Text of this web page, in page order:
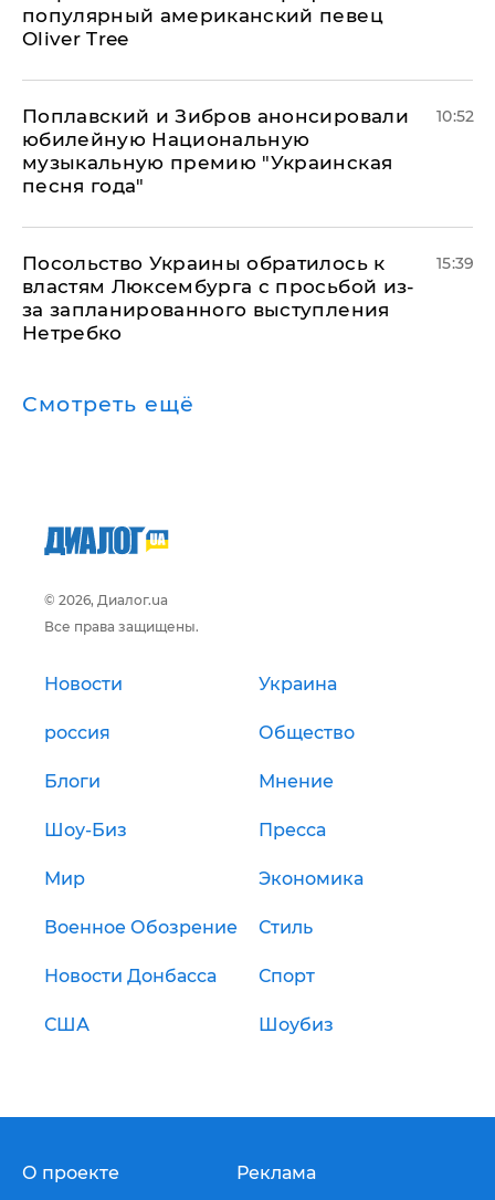
популярный американский певец
Oliver Tree
Поплавский и Зибров анонсировали
юбилейную Национальную
музыкальную премию "Украинская
песня года"
10:52
Посольство Украины обратилось к
властям Люксембурга с просьбой из-
за запланированного выступления
Нетребко
15:39
Смотреть ещё
© 2026, Диалог.ua
Все права защищены.
Новости Украина
россия Общество
Блоги Мнение
Шоу-Биз Пресса
Мир Экономика
Военное Обозрение Стиль
Новости Донбасса Спорт
США Шоубиз
О проекте Реклама